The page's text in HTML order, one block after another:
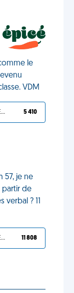
le
VDM
TU L'AS BIEN MÉRITÉ 5 410
57, je ne
partir de
? 11
TU L'AS BIEN MÉRITÉ 11 808